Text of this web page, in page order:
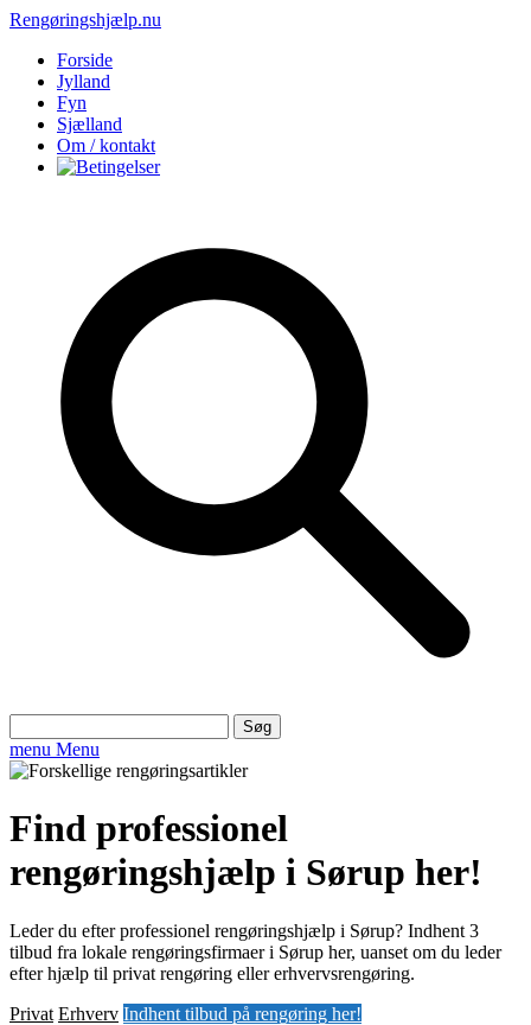
Rengøringshjælp.nu
Forside
Jylland
Fyn
Sjælland
Om / kontakt
efter:
menu Menu
Find professionel
rengøringshjælp i Sørup her!
Leder du efter professionel rengøringshjælp i Sørup? Indhent 3
tilbud fra lokale rengøringsfirmaer i Sørup her, uanset om du leder
efter hjælp til privat rengøring eller erhvervsrengøring.
Privat Erhverv Indhent tilbud på rengøring her!